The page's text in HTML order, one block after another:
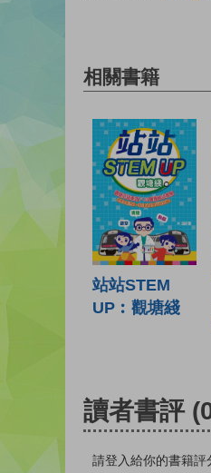
相關書籍
站站STEM
UP︰觀塘綫
讀者書評
請登入給你的書籍評